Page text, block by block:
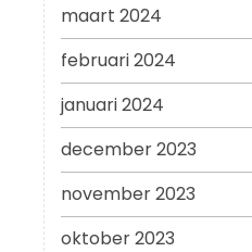
maart 2024
februari 2024
januari 2024
december 2023
november 2023
oktober 2023